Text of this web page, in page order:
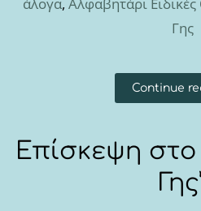
Γης
Continue
Επίσκεψη στο